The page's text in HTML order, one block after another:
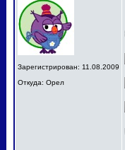
Зарегистрирован: 11.08.2009
Откуда: Орел